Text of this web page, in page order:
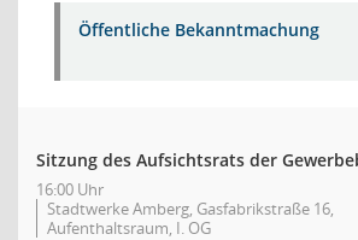
Öffentliche Bekanntmachung
Sitzung des Aufsichtsrats der
16:00 Uhr
Stadtwerke Amberg, Gasfabrikstraße 16,
Aufenthaltsraum, I. OG